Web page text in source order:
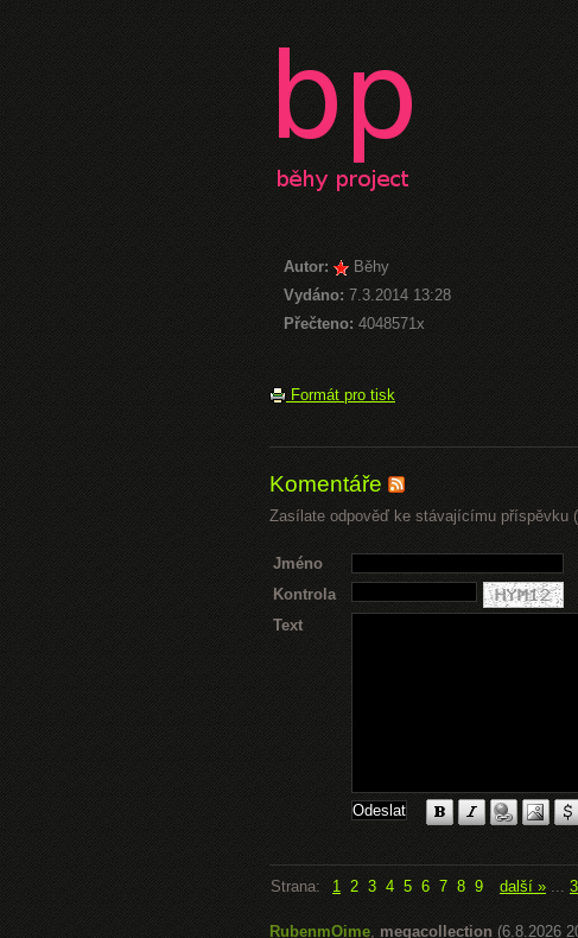
Autor:
Běhy
Vydáno: 7.3.2014 13:28
Přečteno: 4048571x
Formát pro tisk
Komentáře
Zasílate odpověď ke stávajícímu příspěvku (
Jméno
Kontrola
Text
Strana: 1 2 3 4 5 6 7 8 9 další » ...
RubenmOime, megacollection (6.8.2026